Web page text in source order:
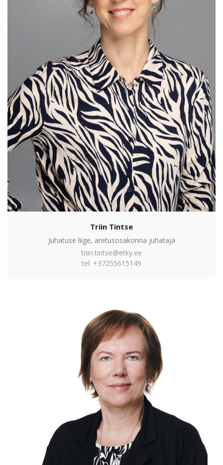
Triin Tintse
Juhatuse liige, aretusosakonna juhataja
triin.tintse@etky.ee
tel: +37255615149